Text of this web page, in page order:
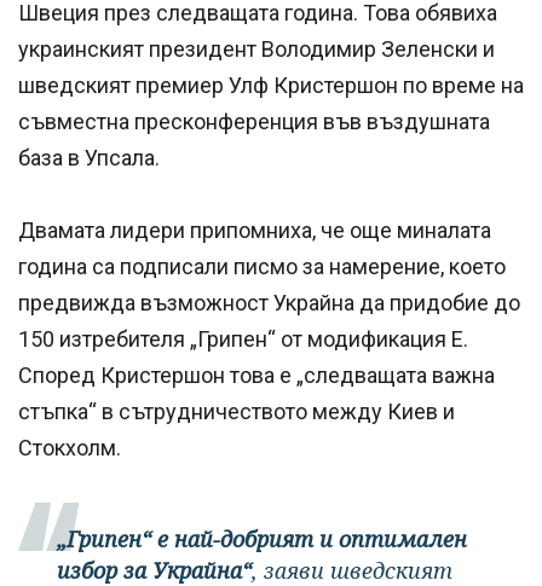
Швеция през следващата година. Това обявиха
украинският президент Володимир Зеленски и
шведският премиер Улф Кристершон по време на
съвместна пресконференция във въздушната
база в Упсала.
Двамата лидери припомниха, че още миналата
година са подписали писмо за намерение, което
предвижда възможност Украйна да придобие до
150 изтребителя „Грипен“ от модификация E.
Според Кристершон това е „следващата важна
стъпка“ в сътрудничеството между Киев и
Стокхолм.
„Грипен“ е най-добрият и оптимален
избор за Украйна“, заяви шведският